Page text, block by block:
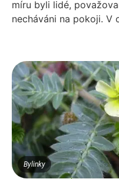
míru byli lidé,
necháváni na pokoji. V
Bylinky